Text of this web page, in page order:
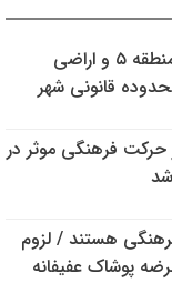
بررسی ظرفیت کوره‌پزخانه‌های منطقه ۵ و اراضی
قانونی شهر
حرکت فرهنگی موثر در
هستند / لزوم
پوشاک عفیفانه